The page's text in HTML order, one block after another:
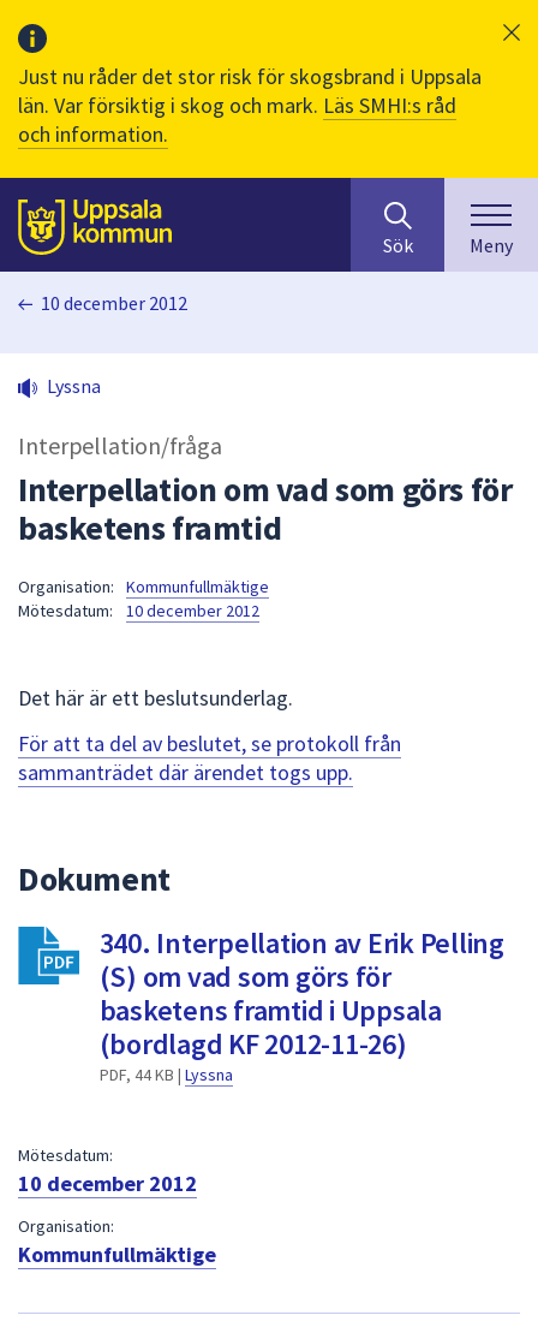
Just nu råder det stor risk för skogsbrand i Uppsala
län. Var försiktig i skog och mark. Läs SMHI:s råd
och information.
Till sidans
huvudinnehåll
efter
innehåll
på
sökfältet
kommer
för
att
navigera
för
att
välja
något
av
Sök Meny
10 december 2012
Lyssna
Interpellation/fråga
Interpellation om vad som görs för
basketens framtid
Organisation:
Kommunfullmäktige
Mötesdatum:
10 december 2012
Det här är ett beslutsunderlag.
För att ta del av beslutet, se protokoll från
sammanträdet där ärendet togs upp.
Dokument
340. Interpellation av Erik Pelling
(S) om vad som görs för
basketens framtid i Uppsala
(bordlagd KF 2012-11-26)
PDF, 44 KB | Lyssna
Mötesdatum:
10 december 2012
Organisation:
Kommunfullmäktige